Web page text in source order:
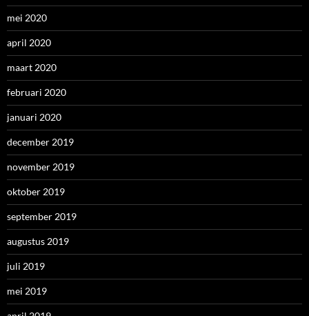
mei 2020
april 2020
maart 2020
februari 2020
januari 2020
december 2019
november 2019
oktober 2019
september 2019
augustus 2019
juli 2019
mei 2019